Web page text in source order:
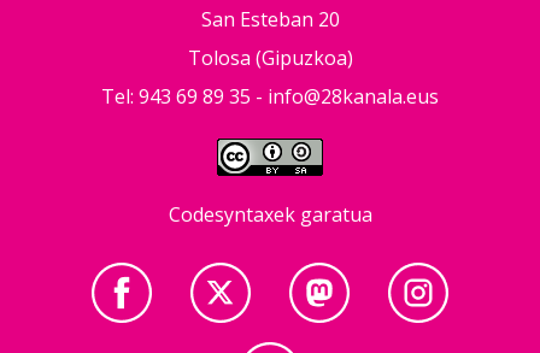
San Esteban 20
Tolosa (Gipuzkoa)
Tel: 943 69 89 35 - info@28kanala.eus
Codesyntaxek garatua